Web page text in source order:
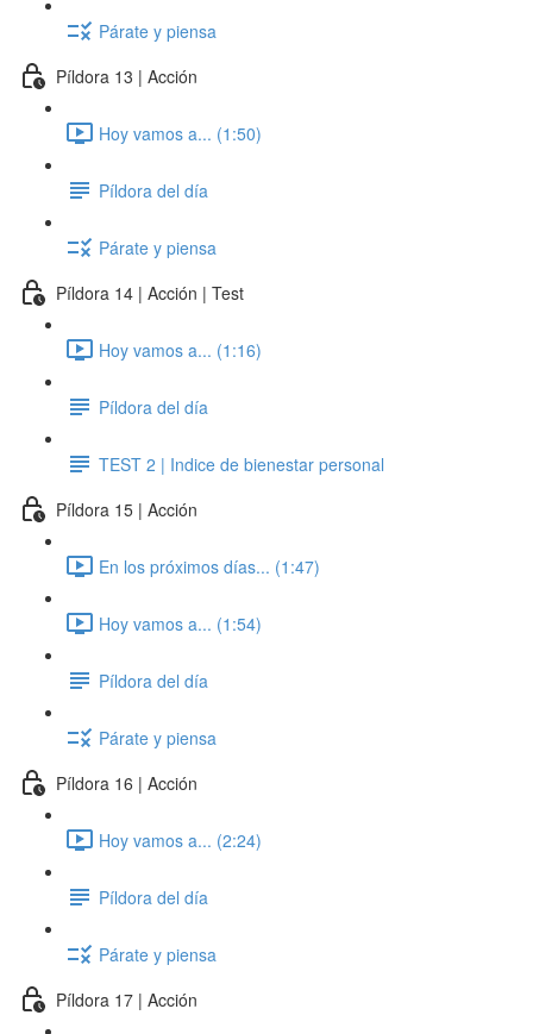
Párate y piensa
Píldora 13 | Acción
Hoy vamos a... (1:50)
Píldora del día
Párate y piensa
Píldora 14 | Acción | Test
Hoy vamos a... (1:16)
Píldora del día
TEST 2 | Indice de bienestar personal
Píldora 15 | Acción
En los próximos días... (1:47)
Hoy vamos a... (1:54)
Píldora del día
Párate y piensa
Píldora 16 | Acción
Hoy vamos a... (2:24)
Píldora del día
Párate y piensa
Píldora 17 | Acción